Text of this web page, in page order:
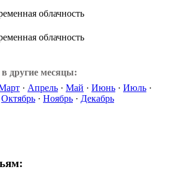
облачность
облачность
другие месяцы:
· Апрель · Май · Июнь · Июль ·
Октябрь · Ноябрь · Декабрь